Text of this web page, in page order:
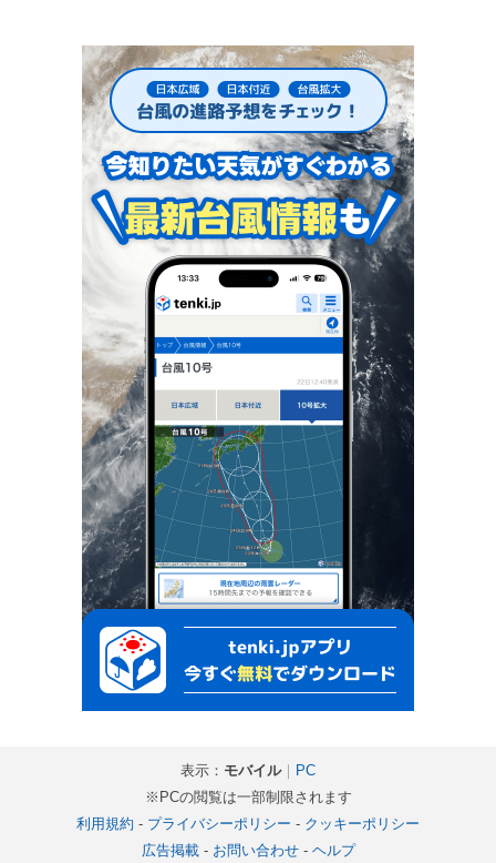
表示： モバイル｜ PC
※PCの閲覧は一部制限されます
利用規約 - プライバシーポリシー - クッキーポリシー
広告掲載- お問い合わせ- ヘルプ